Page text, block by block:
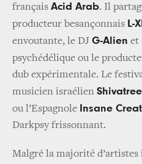
français Acid Arab. Il
producteur besançonnais L-
envoutante, le DJ G-Alien et
psychédélique ou le
dub expérimentale. Le
musicien israélien Shivatree
ou l’Espagnole Insane
Darkpsy frissonnant.
Malgré la majorité d’artistes